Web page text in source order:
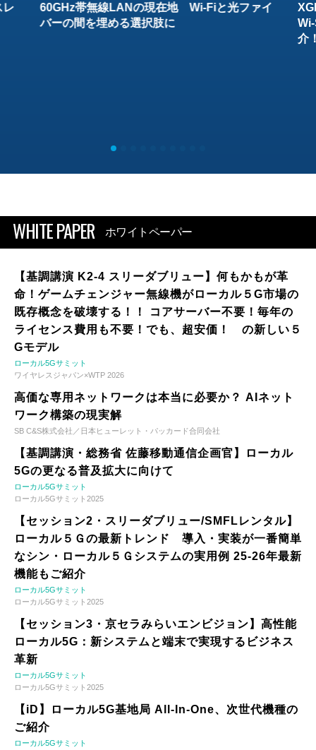
レ
60GHz帯無線LANの現在地 Wi-Fiと光ファイ
バーの間を埋める選択肢に
介
WHITE PAPER ホワイトペーパー
【基調講演 K2-4 スリーダブリュー】何もかもが革
命！ゲームチェンジャー無線機がローカル５G市場の
既存概念を破壊する！！ コアサーバー不要！毎年の
ライセンス費用も不要！でも、超安価！ の新しい５
Gモデル
ローカル5Gサミット
ワイヤレスジャパン×WTP 2026
高価な専用ネットワークは本当に必要か？ AIネット
ワーク構築の現実解
SB C&S株式会社／日本ヒューレット・パッカード合同会社
【基調講演・総務省 佐藤移動通信企画官】ローカル
5Gの更なる普及拡大に向けて
ローカル5Gサミット
ローカル5Gサミット2025
【セッション2・スリーダブリュー/SMFLレンタル】
ローカル５Ｇの最新トレンド 導入・実装が一番簡単
なシン・ローカル５Ｇシステムの実用例 25-26年最新
機能もご紹介
ローカル5Gサミット
ローカル5Gサミット2025
【セッション3・京セラみらいエンビジョン】高性能
ローカル5G：新システムと端末で実現するビジネス
革新
ローカル5Gサミット
ローカル5Gサミット2025
【iD】ローカル5G基地局 All-In-One、次世代機種の
ご紹介
ローカル5Gサミット